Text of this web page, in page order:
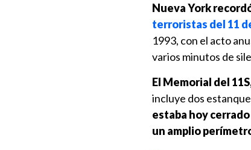
Nueva York
terroristas del 11
1993, con el acto
varios minutos de
El Memorial del
incluye dos
estaba hoy
un amplio